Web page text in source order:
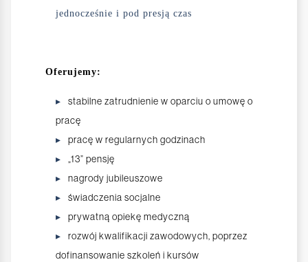
jednocześnie i pod presją czas
Oferujemy:
stabilne zatrudnienie w oparciu o umowę o
pracę
pracę w regularnych godzinach
„13” pensję
nagrody jubileuszowe
świadczenia socjalne
prywatną opiekę medyczną
rozwój kwalifikacji zawodowych, poprzez
dofinansowanie szkoleń i kursów